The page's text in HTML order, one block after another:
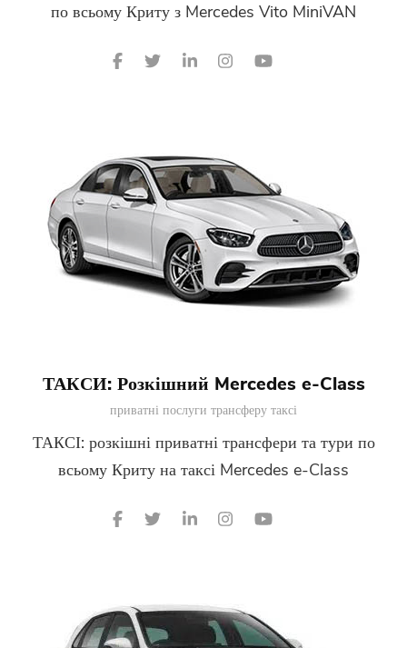
по всьому Криту з Mercedes Vito MiniVAN
ТАКСИ: Розкішний Mercedes e-Class
приватні послуги трансферу таксі
ТАКСІ: розкішні приватні трансфери та тури по
всьому Криту на таксі Mercedes e-Class